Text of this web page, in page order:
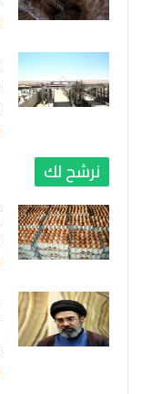
نرشح لك